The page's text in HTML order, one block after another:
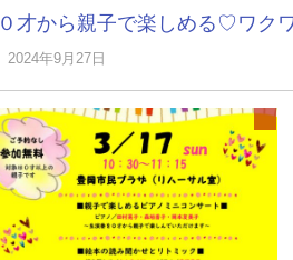
０才から親子で楽しめる♡ワク
2024年9月27日